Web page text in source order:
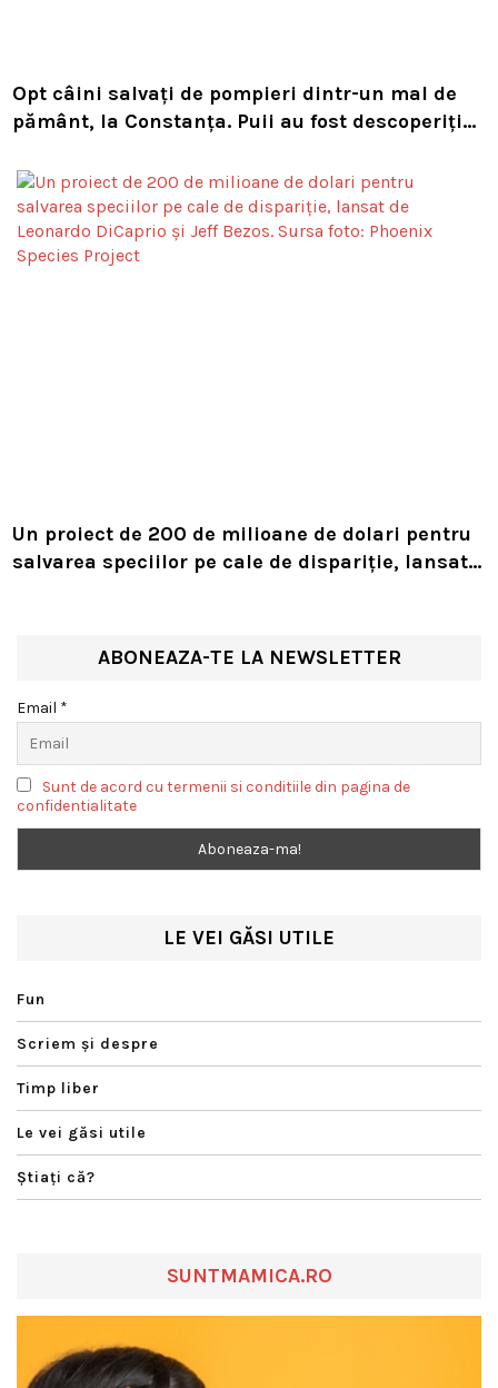
Opt câini salvați de pompieri dintr-un mal de
pământ, la Constanța. Puii au fost descoperiți
Un proiect de 200 de milioane de dolari pentru
salvarea speciilor pe cale de dispariție, lansat
ABONEAZA-TE LA NEWSLETTER
Email *
Sunt de acord cu termenii si conditiile din pagina de
confidentialitate
LE VEI GĂSI UTILE
Fun
Scriem şi despre
Timp liber
Le vei găsi utile
Ştiaţi că?
SUNTMAMICA.RO